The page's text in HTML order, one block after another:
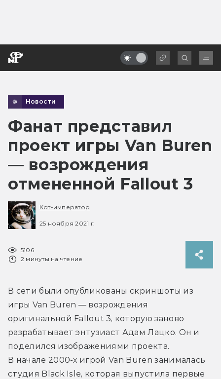
Новости
Фанат представил
проект игры Van Buren
— возрождения
отмененной Fallout 3
Кот-император
25 ноября 2021 г.
5106
2 минуты на чтение
В сети были опубликованы скриншоты из
игры Van Buren — возрождения
оригинальной Fallout 3, которую заново
разрабатывает энтузиаст Адам Лацко. Он и
поделился изображениями проекта.
В начале 2000-х игрой Van Buren занималась
студия Black Isle, которая выпустила первые